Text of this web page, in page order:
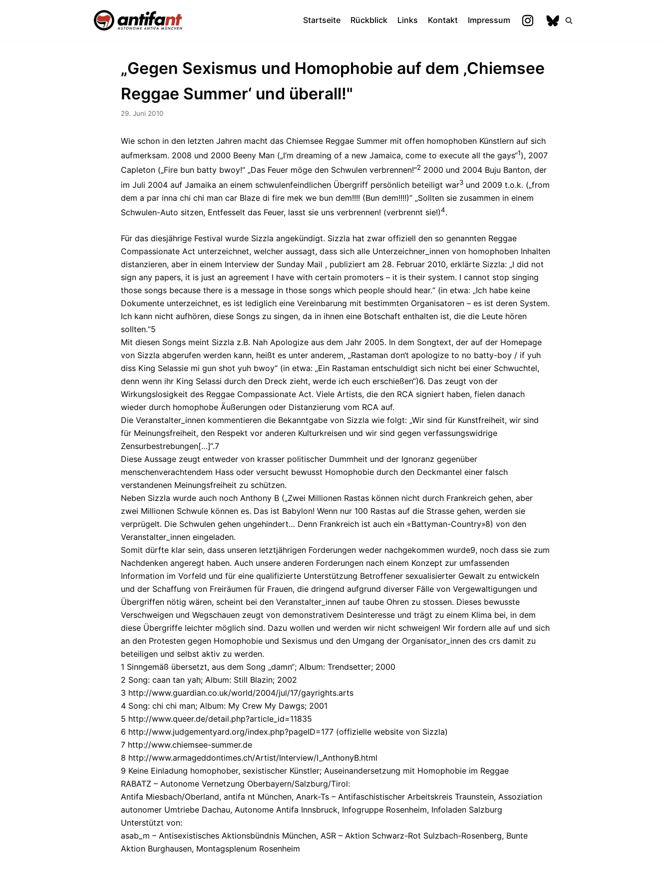
Startseite Rückblick Links Kontakt Impressum
„Gegen Sexismus und Homophobie auf dem ‚Chiemsee
Reggae Summer‘ und überall!"
29. Juni 2010
Wie schon in den letzten Jahren macht das Chiemsee Reggae Summer mit offen homophoben Künstlern auf sich
aufmerksam. 2008 und 2000 Beeny Man („I‘m dreaming of a new Jamaica, come to execute all the gays“1), 2007
Capleton („Fire bun batty bwoy!“ „Das Feuer möge den Schwulen verbrennen!“2 2000 und 2004 Buju Banton, der
im Juli 2004 auf Jamaika an einem schwulenfeindlichen Übergriff persönlich beteiligt war3 und 2009 t.o.k. („from
dem a par inna chi chi man car Blaze di fire mek we bun dem!!!! (Bun dem!!!!)“ „Sollten sie zusammen in einem
Schwulen-Auto sitzen, Entfesselt das Feuer, lasst sie uns verbrennen! (verbrennt sie!)4.
Für das diesjährige Festival wurde Sizzla angekündigt. Sizzla hat zwar offiziell den so genannten Reggae
Compassionate Act unterzeichnet, welcher aussagt, dass sich alle Unterzeichner_innen von homophoben Inhalten
distanzieren, aber in einem Interview der Sunday Mail , publiziert am 28. Februar 2010, erklärte Sizzla: „I did not
sign any papers, it is just an agreement I have with certain promoters – it is their system. I cannot stop singing
those songs because there is a message in those songs which people should hear.“ (in etwa: „Ich habe keine
Dokumente unterzeichnet, es ist lediglich eine Vereinbarung mit bestimmten Organisatoren – es ist deren System.
Ich kann nicht aufhören, diese Songs zu singen, da in ihnen eine Botschaft enthalten ist, die die Leute hören
sollten.“5
Mit diesen Songs meint Sizzla z.B. Nah Apologize aus dem Jahr 2005. In dem Songtext, der auf der Homepage
von Sizzla abgerufen werden kann, heißt es unter anderem, „Rastaman don‘t apologize to no batty-boy / if yuh
diss King Selassie mi gun shot yuh bwoy“ (in etwa: „Ein Rastaman entschuldigt sich nicht bei einer Schwuchtel,
denn wenn ihr King Selassi durch den Dreck zieht, werde ich euch erschießen“)6. Das zeugt von der
Wirkungslosigkeit des Reggae Compassionate Act. Viele Artists, die den RCA signiert haben, fielen danach
wieder durch homophobe Äußerungen oder Distanzierung vom RCA auf.
Die Veranstalter_innen kommentieren die Bekanntgabe von Sizzla wie folgt: „Wir sind für Kunstfreiheit, wir sind
für Meinungsfreiheit, den Respekt vor anderen Kulturkreisen und wir sind gegen verfassungswidrige
Zensurbestrebungen[…]“.7
Diese Aussage zeugt entweder von krasser politischer Dummheit und der Ignoranz gegenüber
menschenverachtendem Hass oder versucht bewusst Homophobie durch den Deckmantel einer falsch
verstandenen Meinungsfreiheit zu schützen.
Neben Sizzla wurde auch noch Anthony B („Zwei Millionen Rastas können nicht durch Frankreich gehen, aber
zwei Millionen Schwule können es. Das ist Babylon! Wenn nur 100 Rastas auf die Strasse gehen, werden sie
verprügelt. Die Schwulen gehen ungehindert… Denn Frankreich ist auch ein «Battyman-Country»8) von den
Veranstalter_innen eingeladen.
Somit dürfte klar sein, dass unseren letztjährigen Forderungen weder nachgekommen wurde9, noch dass sie zum
Nachdenken angeregt haben. Auch unsere anderen Forderungen nach einem Konzept zur umfassenden
Information im Vorfeld und für eine qualifizierte Unterstützung Betroffener sexualisierter Gewalt zu entwickeln
und der Schaffung von Freiräumen für Frauen, die dringend aufgrund diverser Fälle von Vergewaltigungen und
Übergriffen nötig wären, scheint bei den Veranstalter_innen auf taube Ohren zu stossen. Dieses bewusste
Verschweigen und Wegschauen zeugt von demonstrativem Desinteresse und trägt zu einem Klima bei, in dem
diese Übergriffe leichter möglich sind. Dazu wollen und werden wir nicht schweigen! Wir fordern alle auf und sich
an den Protesten gegen Homophobie und Sexismus und den Umgang der Organisator_innen des crs damit zu
beteiligen und selbst aktiv zu werden.
1 Sinngemäß übersetzt, aus dem Song „damn“; Album: Trendsetter; 2000
2 Song: caan tan yah; Album: Still Blazin; 2002
3 http://www.guardian.co.uk/world/2004/jul/17/gayrights.arts
4 Song: chi chi man; Album: My Crew My Dawgs; 2001
5 http://www.queer.de/detail.php?article_id=11835
6 http://www.judgementyard.org/index.php?pageID=177 (offizielle website von Sizzla)
7 http://www.chiemsee-summer.de
8 http://www.armageddontimes.ch/Artist/Interview/I_AnthonyB.html
9 Keine Einladung homophober, sexistischer Künstler; Auseinandersetzung mit Homophobie im Reggae
RABATZ – Autonome Vernetzung Oberbayern/Salzburg/Tirol:
Antifa Miesbach/Oberland, antifa nt München, Anark-Ts – Antifaschistischer Arbeitskreis Traunstein, Assoziation
autonomer Umtriebe Dachau, Autonome Antifa Innsbruck, Infogruppe Rosenheim, Infoladen Salzburg
Unterstützt von:
asab_m – Antisexistisches Aktionsbündnis München, ASR – Aktion Schwarz-Rot Sulzbach-Rosenberg, Bunte
Aktion Burghausen, Montagsplenum Rosenheim